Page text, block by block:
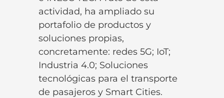
actividad, ha ampliado su
portafolio de productos y
soluciones propias,
concretamente: redes 5G; IoT;
Industria 4.0; Soluciones
tecnológicas para el transporte
de pasajeros y Smart Cities.